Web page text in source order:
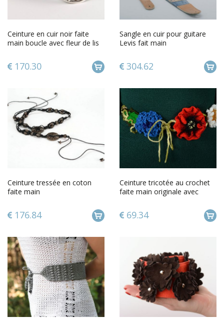
Ceinture en cuir noir faite
main boucle avec fleur de lis
170.30
Sangle en cuir pour guitare
Levis fait main
304.62
Ceinture tressée en coton
faite main
176.84
Ceinture tricotée au crochet
faite main originale avec
69.34